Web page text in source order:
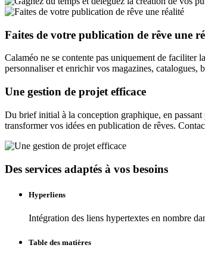
Faites de votre publication de rêve une
Calaméo ne se contente pas uniquement de faciliter
personnaliser et enrichir vos magazines, catalogues,
Une gestion de projet efficace
Du brief initial à la conception graphique, en
transformer vos idées en publication de rêves.
Des services adaptés à vos besoins
Hyperliens
Intégration des liens hypertextes en nombre
Table des matières